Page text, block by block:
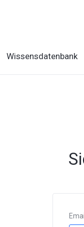
Wissensdatenbank